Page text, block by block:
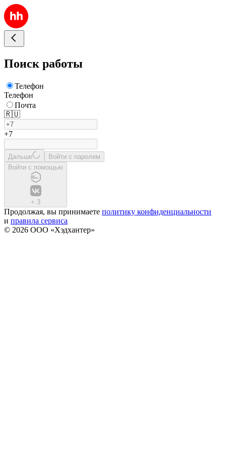
Поиск работы
Телефон
Телефон
Почта
🇷🇺
+7
Дальше
Войти с паролем
Войти с помощью
+ 3
Продолжая, вы принимаете политику конфиденциальности
и правила сервиса
© 2026 ООО «Хэдхантер»